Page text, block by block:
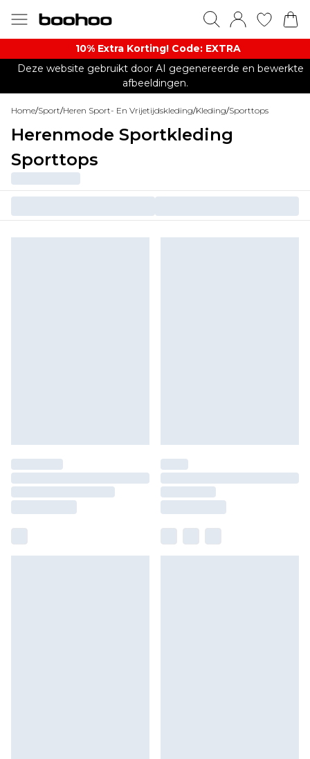
10% Extra Korting! Code: EXTRA​
Deze website gebruikt door AI gegenereerde en bewerkte
afbeeldingen.
Home/Sport/Heren Sport- En Vrijetijdskleding/Kleding/Sporttops
Herenmode Sportkleding
Sporttops